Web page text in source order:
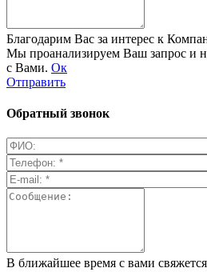
Благодарим Вас за интерес к
Мы проанализируем Ваш запрос и
с Вами. Ок
Отправить
Обратный звонок
В ближайшее время с вами